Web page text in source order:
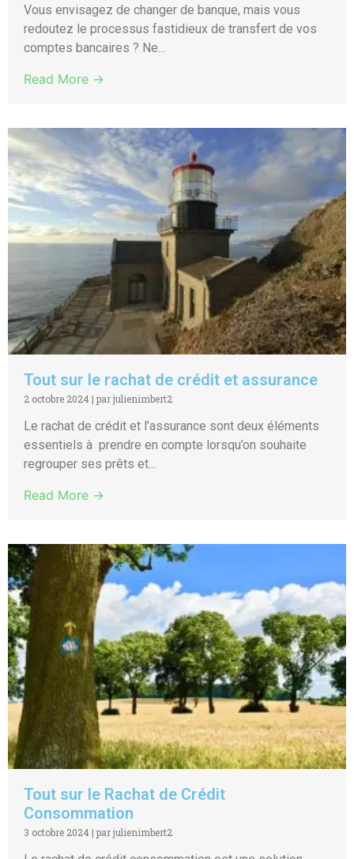
Vous envisagez de changer de banque, mais vous
redoutez le processus fastidieux de transfert de vos
comptes bancaires ? Ne...
Read More →
Tout sur le rachat de crédit et assurance
2 octobre 2024 | par julienimbert2
Le rachat de crédit et l’assurance sont deux éléments
essentiels à prendre en compte lorsqu’on souhaite
regrouper ses prêts et...
Read More →
Tout sur le Rachat de Crédit
Consommation
3 octobre 2024 | par julienimbert2